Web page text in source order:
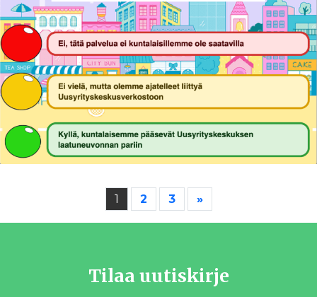
1 2 3 »
Tilaa uutiskirje